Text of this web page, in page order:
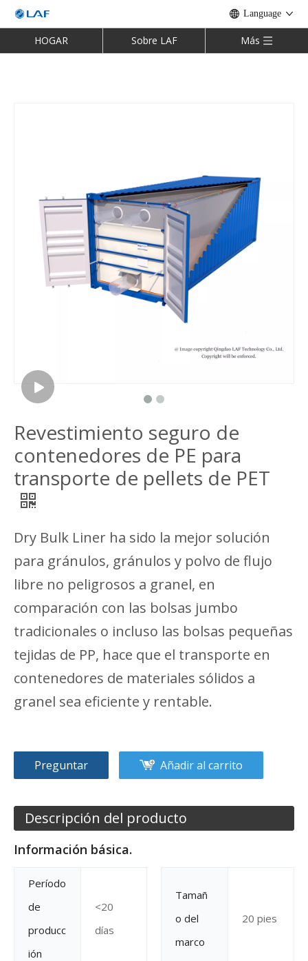
Language
HOGAR Sobre LAF Más
Revestimiento seguro de
contenedores de PE para
transporte de pellets de PET
Dry Bulk Liner ha sido la mejor solución
para gránulos, gránulos y polvo de flujo
libre no peligrosos a granel, en
comparación con las bolsas jumbo
tradicionales o incluso las bolsas pequeñas
tejidas de PP, hace que el transporte en
contenedores de materiales sólidos a
granel sea eficiente y rentable.
Preguntar Añadir al carrito
Descripción del producto
Información básica.
Período
de
producc
ión
<20
días
Tamañ
o del
marco
20 pies